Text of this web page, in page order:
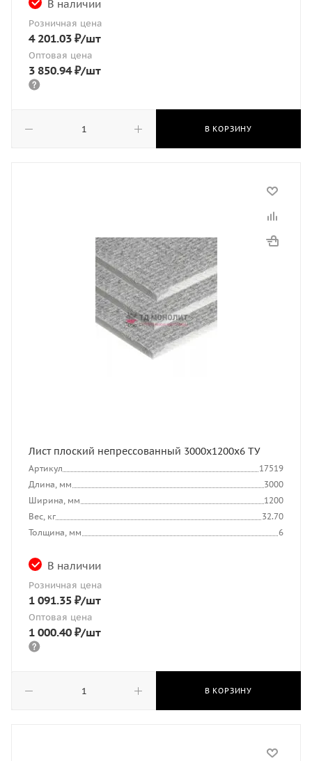
В наличии
Розничная цена
4 201.03 ₽/шт
Оптовая цена
3 850.94₽/шт
В КОРЗИНУ
Лист плоский непрессованный 3000x1200x6 ТУ
Артикул
17519
Длина, мм
3000
Ширина, мм
1200
Вес, кг
32.70
Толщина, мм
6
В наличии
Розничная цена
1 091.35 ₽/шт
Оптовая цена
1 000.40 ₽/шт
В КОРЗИНУ